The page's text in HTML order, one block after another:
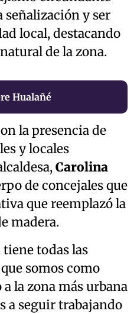
señalización y ser
local, destacando
de la zona.
Hualañé
la presencia de
y locales
Carolina
de concejales que
que reemplazó la
madera.
todas las
somos como
a la zona más urbana
a seguir trabajando